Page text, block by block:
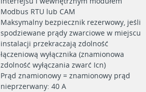
Modbus RTU lub CAM
Maksymalny bezpiecznik rezerwowy, jeśli
spodziewane prądy zwarciowe w miejscu
instalacji przekraczają zdolność
łączeniową wyłącznika (znamionowa
zdolność wyłączania zwarć Icn)
Prąd znamionowy = znamionowy prąd
nieprzerwany: 40 A